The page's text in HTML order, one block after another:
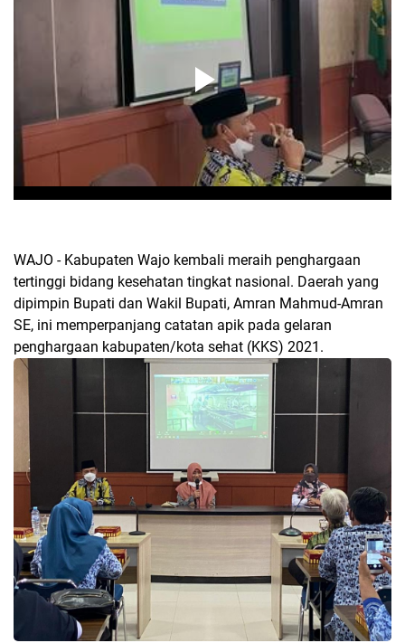
WAJO - Kabupaten Wajo kembali meraih penghargaan
tertinggi bidang kesehatan tingkat nasional. Daerah yang
dipimpin Bupati dan Wakil Bupati, Amran Mahmud-Amran
SE, ini memperpanjang catatan apik pada gelaran
penghargaan kabupaten/kota sehat (KKS) 2021.